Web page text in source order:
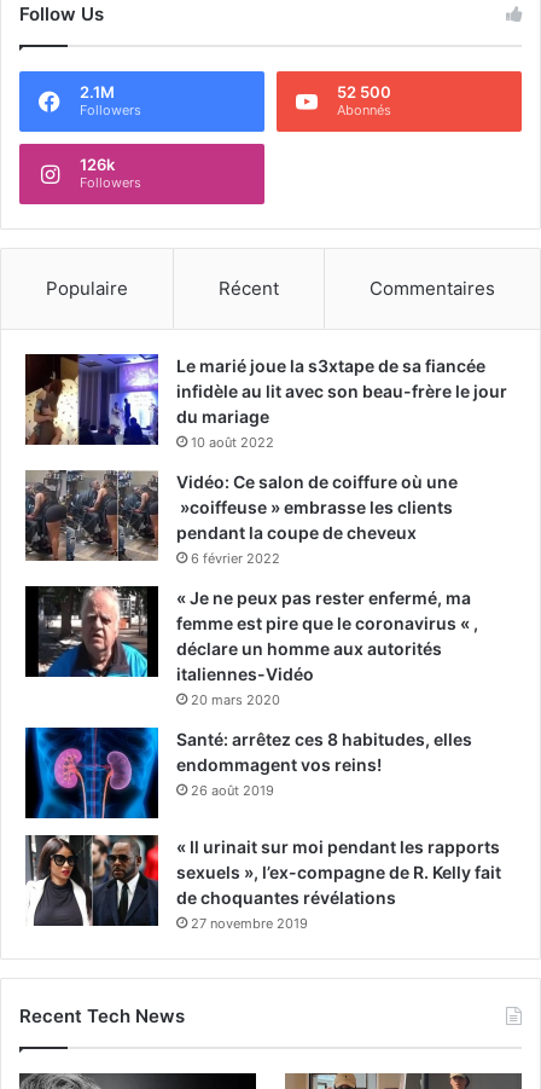
Follow Us
2.1M
Followers
52 500
Abonnés
126k
Followers
Populaire Récent Commentaires
Le marié joue la s3xtape de sa fiancée
infidèle au lit avec son beau-frère le jour
du mariage
10 août 2022
Vidéo: Ce salon de coiffure où une
»coiffeuse » embrasse les clients
pendant la coupe de cheveux
6 février 2022
« Je ne peux pas rester enfermé, ma
femme est pire que le coronavirus « ,
déclare un homme aux autorités
italiennes-Vidéo
20 mars 2020
Santé: arrêtez ces 8 habitudes, elles
endommagent vos reins!
26 août 2019
« Il urinait sur moi pendant les rapports
sexuels », l’ex-compagne de R. Kelly fait
de choquantes révélations
27 novembre 2019
Recent Tech News